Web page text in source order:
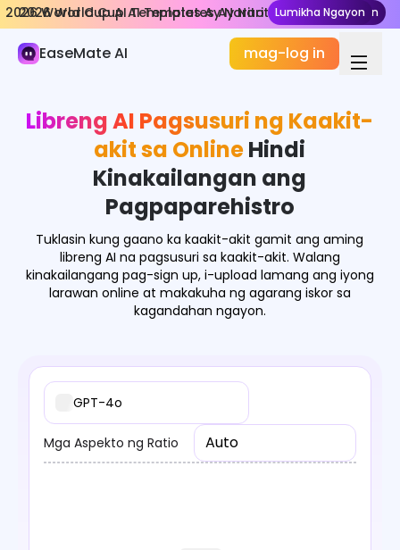
2026 World Cup AI Templates Ay Narito Lumikha Ngayon
2026 World Cup AI Templates Ay Narito Lumikha Ngayon
EaseMate AI mag-log in
AI Larawan
Generator ng Imahe
Tagapag-convert ng Imahe
Mga Kasangkapan sa Imahe
Mga Modelo ng Imahe
Libreng AI Pagsusuri ng Kaakit-
akit sa OnlineHindi
Kinakailangan ang
Pagpaparehistro
Tuklasin kung gaano ka kaakit-akit gamit ang aming
libreng AI na pagsusuri sa kaakit-akit. Walang
kinakailangang pag-sign up, i-upload lamang ang iyong
larawan online at makakuha ng agarang iskor sa
kagandahan ngayon.
GPT-4o
Mga Aspekto ng Ratio Auto